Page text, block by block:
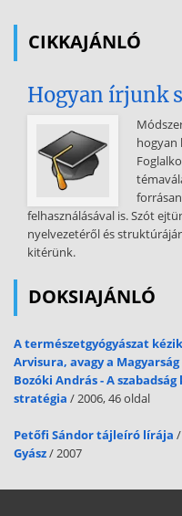
CIKKAJÁNLÓ
Hogyan írjunk
hogyan
felhasználásával is. Szót
nyelvezetéről és
kitérünk.
DOKSIAJÁNLÓ
A természetgyógyászat
Arvisura, avagy a
Bozóki András - A
stratégia / 2006, 46 oldal
Petőfi Sándor tájleíró lírája
Gyász/ 2007